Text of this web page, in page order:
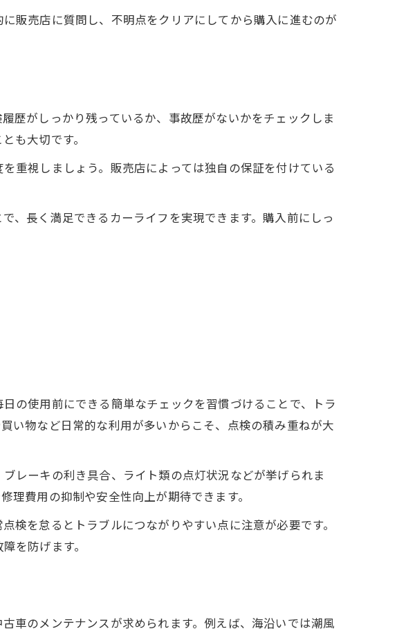
販売店に質問し、不明点をクリアにしてから購入に進むのが
歴がしっかり残っているか、事故歴がないかをチェックしま
も大切です。
重視しましょう。販売店によっては独自の保証を付けている
、長く満足できるカーライフを実現できます。購入前にしっ
の使用前にできる簡単なチェックを習慣づけることで、トラ
い物など日常的な利用が多いからこそ、点検の積み重ねが大
レーキの利き具合、ライト類の点灯状況などが挙げられま
費用の抑制や安全性向上が期待できます。
を怠るとトラブルにつながりやすい点に注意が必要です。
を防げます。
車のメンテナンスが求められます。例えば、海沿いでは潮風